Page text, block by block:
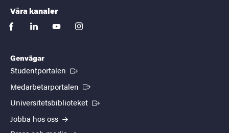
Våra kanaler
facebooklinkedinyoutubeinstagram
Genvägar
Studentportalen (Extern länk)
Medarbetarportalen (Extern länk)
Universitetsbiblioteket (Extern länk)
Jobba hos oss